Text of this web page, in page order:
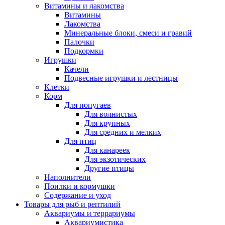
Витамины и лакомства
Витамины
Лакомства
Минеральные блоки, смеси и гравий
Палочки
Подкормки
Игрушки
Качели
Подвесные игрушки и лестницы
Клетки
Корм
Для попугаев
Для волнистых
Для крупных
Для средних и мелких
Для птиц
Для канареек
Для экзотических
Другие птицы
Наполнители
Поилки и кормушки
Содержание и уход
Товары для рыб и рептилий
Аквариумы и террариумы
Аквариумистика